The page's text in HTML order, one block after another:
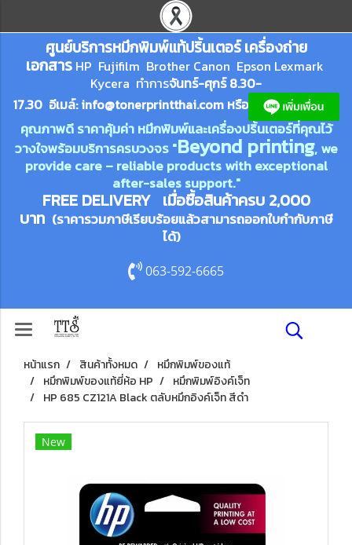
ศูนย์บริการหมึกพิมพ์แท้ปริ้นเตอร์ เครื่องถ่าย
เอกสาร HP Fujifilm Brother Canon Epson Lexmark
Kycera ทำการจันทร์-ศุกร์ 8.30-
17.30 อีเมล์:info@tonerprintthai.com หรือ
คุณภาพดี ราคาคุ้มค่า หมึกพิมพ์และเครื่องปริ้นเตอร์ที่คุณไว้
วางใจพร้อมบริการครบวงจร "Beyond printing, we
provide care – reliable products with exceptional
after-sales support."
FREE DELIVERY เมื่อซื้อสินค้าครบ 2,000
บาท (ราคารวมภาษีเรียบร้อยแล้วสามารถออกใบกำกับภาษี
ได้)
063-592-6665
หน้าแรก สินค้าทั้งหมด
หมึกพิมพ์ของแท้
หมึกพิมพ์ของแท้ยี่ห้อ HP
หมึกพิมพ์อิงค์เจ็ท
HP 685 CZ121A Black ตลับหมึกอิงค์เจ็ท สีดำ
New